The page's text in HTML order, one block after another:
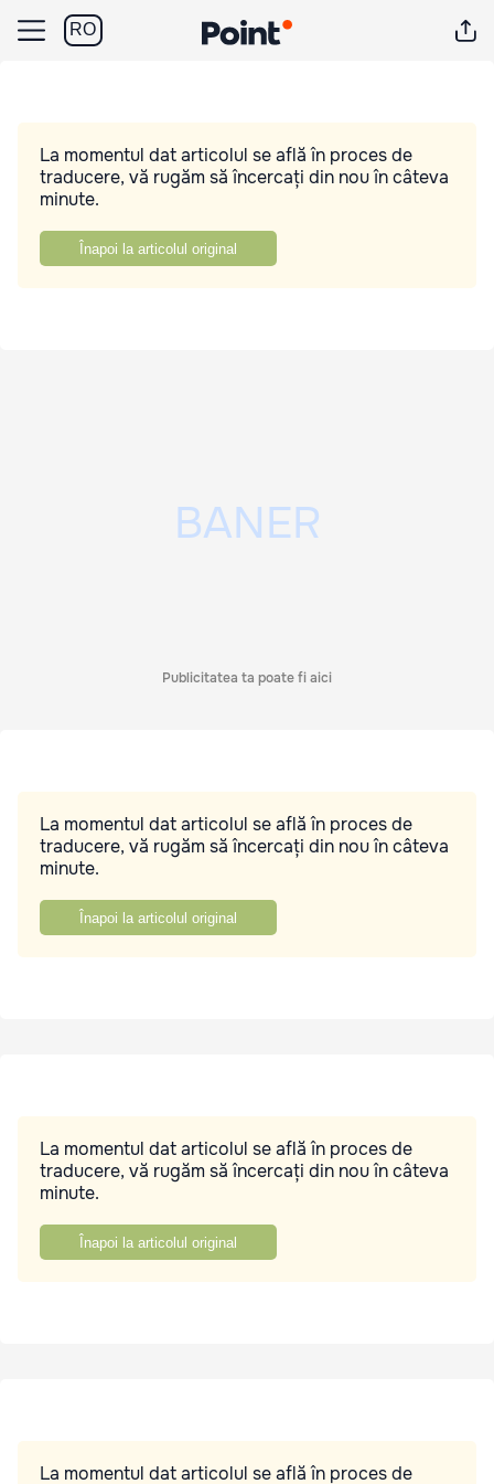
RO
La momentul dat articolul se află în proces de
traducere, vă rugăm să încercați din nou în câteva
minute.
Înapoi la articolul original
Publicitatea ta poate fi aici
La momentul dat articolul se află în proces de
traducere, vă rugăm să încercați din nou în câteva
minute.
Înapoi la articolul original
La momentul dat articolul se află în proces de
traducere, vă rugăm să încercați din nou în câteva
minute.
Înapoi la articolul original
La momentul dat articolul se află în proces de